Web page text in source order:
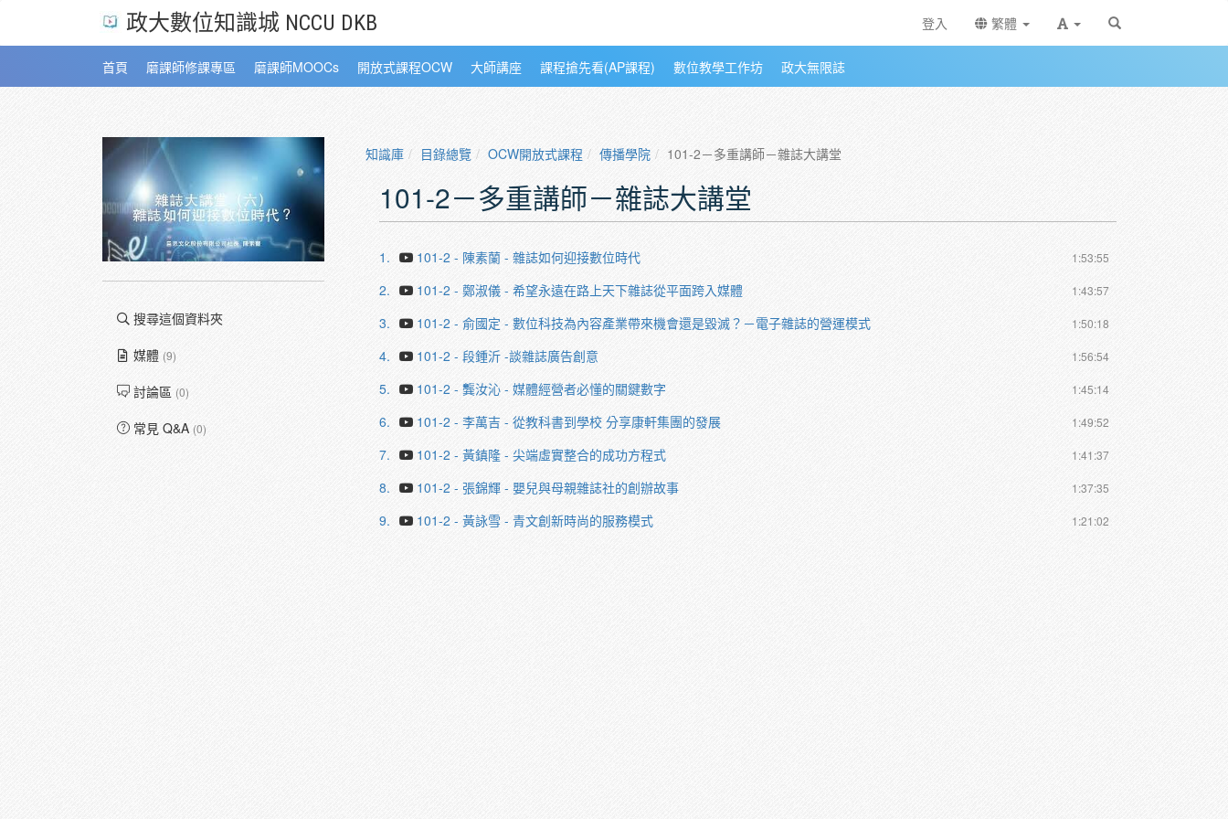
政大數位知識城 NCCU DKB 登入 繁體
首頁 磨課師修課專區 磨課師MOOCs 開放式課程OCW 大師講座 課程搶先看(AP課程) 數位教學工作坊 政大無限誌
搜尋這個資料夾
媒體 (9)
討論區 (0)
常見 Q&A (0)
知識庫 目錄總覽 OCW開放式課程 傳播學院 101-2－多重講師－雜誌大講堂
101-2－多重講師－雜誌大講堂
1. 1:53:55
101-2 - 陳素蘭 - 雜誌如何迎接數位時代
2.
1:43:57
101-2 - 鄭淑儀 - 希望永遠在路上天下雜誌從平面跨入媒體
3.
1:50:18
101-2 - 俞國定 - 數位科技為內容產業帶來機會還是毀滅？－電子雜誌的營運模式
4.
1:56:54
101-2 - 段鍾沂 -談雜誌廣告創意
5.
1:45:14
101-2 - 龔汝沁 - 媒體經營者必懂的關鍵數字
6.
1:49:52
101-2 - 李萬吉 - 從教科書到學校 分享康軒集團的發展
7.
1:41:37
101-2 - 黃鎮隆 - 尖端虛實整合的成功方程式
8.
1:37:35
101-2 - 張錦輝 - 嬰兒與母親雜誌社的創辦故事
9.
1:21:02
101-2 - 黃詠雪 - 青文創新時尚的服務模式